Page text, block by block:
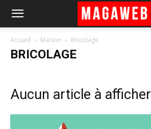
Accueil Maison Bricolage
BRICOLAGE
Aucun article à afficher